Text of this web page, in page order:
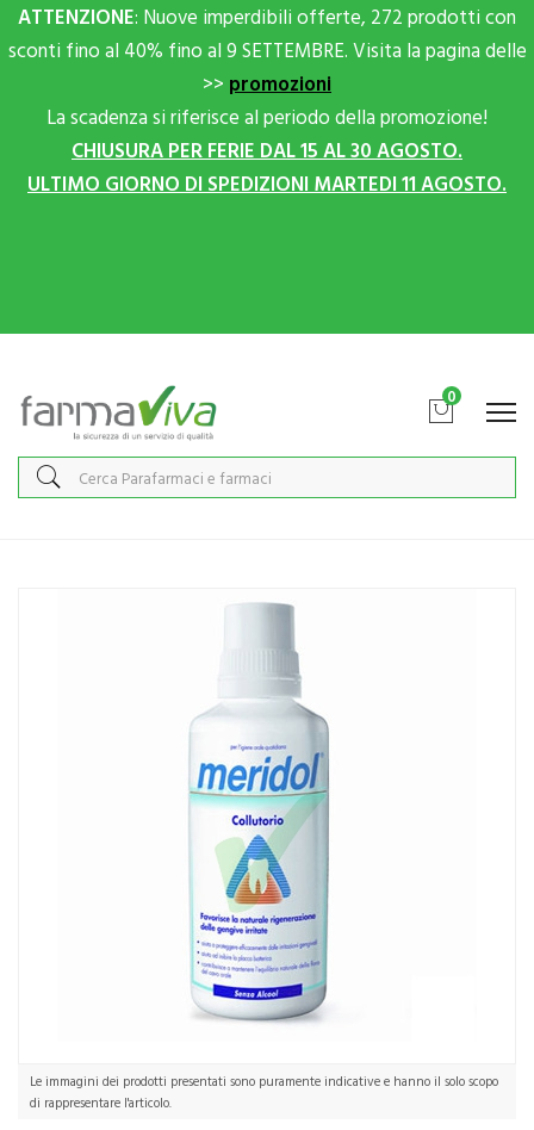
ATTENZIONE: Nuove imperdibili offerte, 272 prodotti con
sconti fino al 40% fino al 9 SETTEMBRE. Visita la pagina delle
>> promozioni
La scadenza si riferisce al periodo della promozione!
CHIUSURA PER FERIE DAL 15 AL 30 AGOSTO.
ULTIMO GIORNO DI SPEDIZIONI MARTEDI 11 AGOSTO.
0
Meridol Linea Igiene Dentale Quotidiana Collutorio Gengive Irritate
Le immagini dei prodotti presentati sono puramente indicative e hanno il solo scopo
di rappresentare l'articolo.